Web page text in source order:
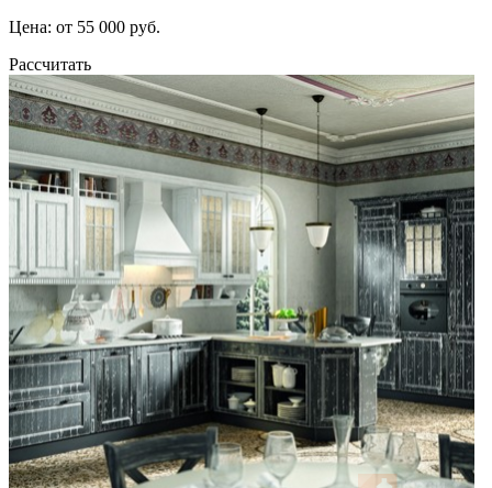
Цена: от 55 000 руб.
Рассчитать